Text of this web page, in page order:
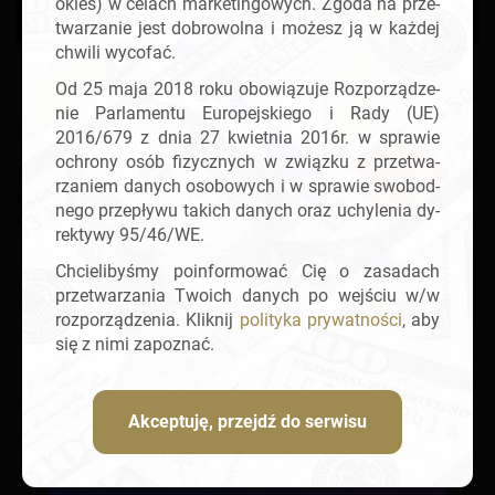
Przejdź do kolejnego odcinka: Skąd się bierze Bitcoin?
Aby przejść do za­ło­że­nia konta na Bi­nan­ce,klik­nij tutaj
je­stra­cja z na­sze­go linku za­pew­nia do­stęp do ko­lej­nych od­
cin­ków kursu oraz ob­ni­ża pro­wi­zje na gieł­dzie o 20%).
twa­rza­nie jest do­bro­wol­na i mo­żesz ją w każ­dej
chwi­li wy­co­fać.
Od 25 maja 2018 roku obo­wią­zu­je Roz­po­rzą­dze­
nie Par­la­men­tu Eu­ro­pej­skie­go i Rady (UE)
2016/679 z dnia 27 kwiet­nia 2016r. w spra­wie
ochro­ny osób fi­zycz­nych w związ­ku z prze­twa­
rza­niem da­nych oso­bo­wych i w spra­wie swo­bod­
ne­go prze­pły­wu ta­kich da­nych oraz uchy­le­nia dy­
rek­ty­wy 95/46/WE.
Chcie­li­by­śmy po­in­for­mo­wać Cię o za­sa­dach
prze­twa­rza­nia Two­ich da­nych po wej­ściu w/w
roz­po­rzą­dze­nia. Klik­nij po­li­ty­ka pry­wat­no­ści, aby
się z nimi za­po­znać.
Akceptuję, przejdź do serwisu